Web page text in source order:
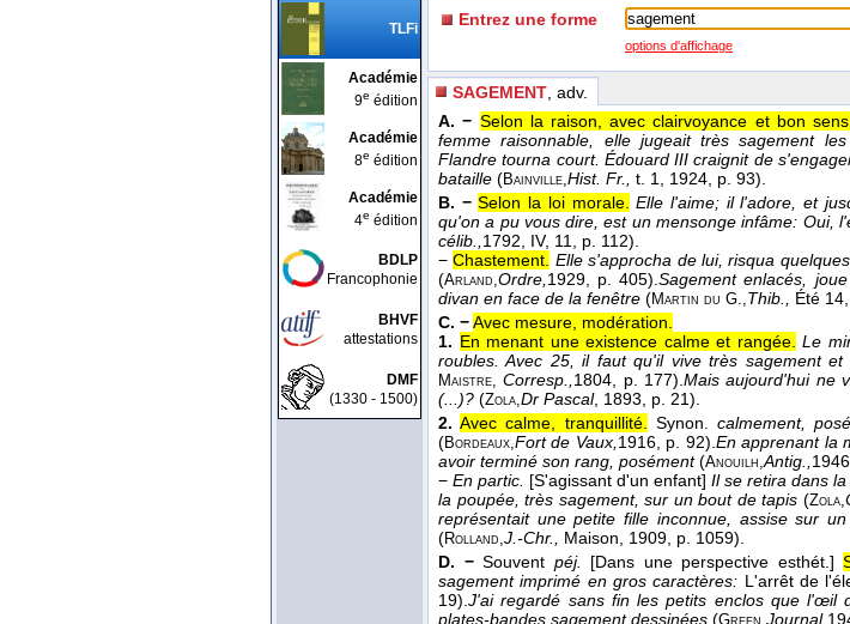
TLFi
Académie
9e édition
Académie
8e édition
Académie
4e édition
BDLP
Francophonie
BHVF
attestations
DMF
(1330 - 1500)
Entrez une forme
options d'affichage
SAGEMENT , adv.
A. − Selon la raison, avec clairvoyance et bon
femme raisonnable, elle jugeait très sagement
Flandre tourna court. Édouard III craignit de
bataille (Bainville,Hist. Fr., t. 1, 1924, p. 93).
B. − Selon la loi morale. Elle l'aime; il l'adore, et
qu'on a pu vous dire, est un mensonge infâme: Oui,
célib.,1792, IV, 11, p. 112).
−Chastement. Elle s'approcha de lui, risqua
(Arland,Ordre,1929, p. 405).Sagement enlacés,
divan en face de la fenêtre (Martin du G.,Thib., Été 14
C. −Avec mesure, modération.
1. En menant une existence calme et rangée. Le
roubles. Avec 25, il faut qu'il vive très sagement
Maistre,Corresp.,1804, p. 177).Mais aujourd'hui ne
(...)? (Zola,Dr Pascal, 1893, p. 21).
2. Avec calme, tranquillité. Synon. calmement,
(Bordeaux,Fort de Vaux,1916, p. 92).En apprenant la
avoir terminé son rang, posément(Anouilh,Antig.,1946
− En partic. [S'agissant d'un enfant] Il se retira dans
la poupée, très sagement, sur un bout de tapis (Zola,
représentait une petite fille inconnue, assise sur
(Rolland,J.-Chr., Maison, 1909, p. 1059).
D. − Souvent péj. [Dans une perspective esthét.]
sagement imprimé en gros caractères: L'arrêt de
19).J'ai regardé sans fin les petits enclos que l'œil
plates-bandes sagement dessinées ( Journal,